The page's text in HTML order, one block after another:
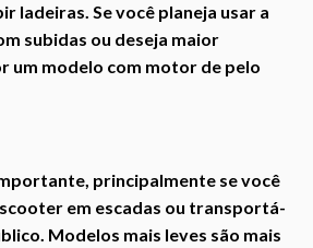
ladeiras. Se você planeja usar a
subidas ou deseja maior
um modelo com motor de pelo
principalmente se você
em escadas ou transportá-
Modelos mais leves são mais